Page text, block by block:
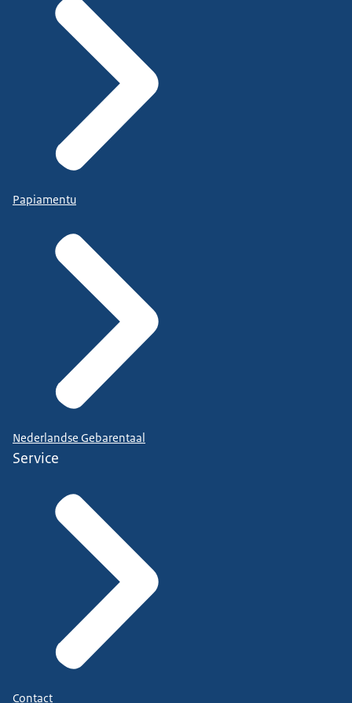
Papiamentu
Nederlandse Gebarentaal
Service
Contact